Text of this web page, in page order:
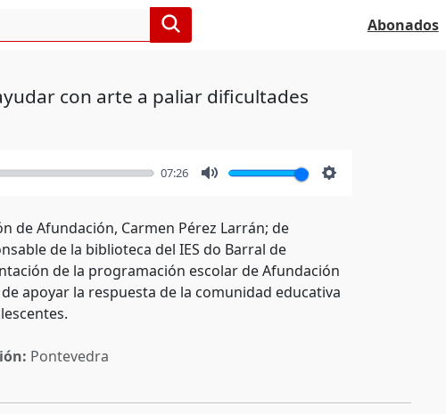
Abonados
con arte a paliar dificultades
07:26
de Afundación, Carmen Pérez Larrán; de
de la biblioteca del IES do Barral de
de la programación escolar de Afundación
apoyar la respuesta de la comunidad educativa
Pontevedra